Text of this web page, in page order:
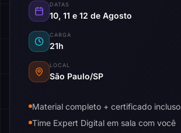
DATAS
10, 11 e 12 de Agosto
CARGA
21h
LOCAL
São Paulo/SP
Material completo + certificado incluso
Time Expert Digital em sala com você